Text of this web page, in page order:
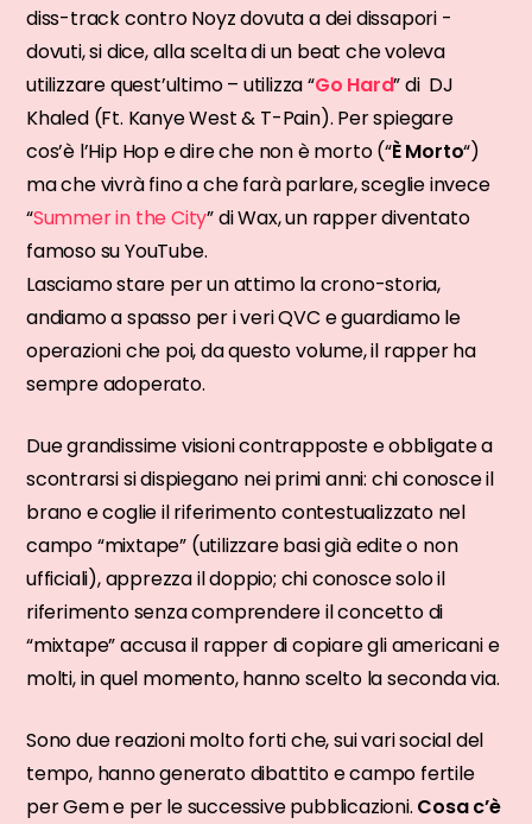
diss-track contro Noyz dovuta a dei dissapori -
dovuti, si dice, alla scelta di un beat che voleva
utilizzare quest’ultimo – utilizza “Go Hard” di DJ
Khaled (Ft. Kanye West & T-Pain). Per spiegare
cos’è l’Hip Hop e dire che non è morto (“È Morto“)
ma che vivrà fino a che farà parlare, sceglie invece
“Summer in the City” di Wax, un rapper diventato
famoso su YouTube.
Lasciamo stare per un attimo la crono-storia,
andiamo a spasso per i veri QVC e guardiamo le
operazioni che poi, da questo volume, il rapper ha
sempre adoperato.
Due grandissime visioni contrapposte e obbligate a
scontrarsi si dispiegano nei primi anni: chi conosce il
brano e coglie il riferimento contestualizzato nel
campo “mixtape” (utilizzare basi già edite o non
ufficiali), apprezza il doppio; chi conosce solo il
riferimento senza comprendere il concetto di
“mixtape” accusa il rapper di copiare gli americani e
molti, in quel momento, hanno scelto la seconda via.
Sono due reazioni molto forti che, sui vari social del
tempo, hanno generato dibattito e campo fertile
per Gem e per le successive pubblicazioni. Cosa c’è